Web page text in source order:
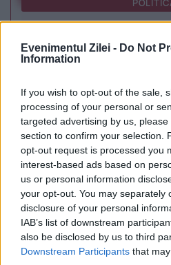
Evenimentul Zilei - Do Not
Information
If you wish to opt-out of the sale,
processing of your personal or
targeted advertising by us,
section to confirm your selection.
opt-out request is processed you
interest-based ads based on
us or personal information
your opt-out. You may separately
disclosure of your personal
IAB’s list of downstream
also be disclosed by us to third
Downstream Participants that
Juridică și de Mediu.